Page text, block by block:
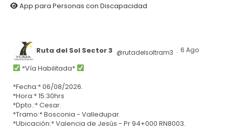
App para Personas con Discapacidad
Ruta del Sol Sector 3 @rutadelsoltram3 · 6 Ago
*Vía Habilitada*
*Fecha:* 06/08/2026.
*Hora:* 15:30hrs
*Dpto.:* Cesar.
*Tramo:* Bosconia - Valledupar.
*Ubicación:* Valencia de Jesús - Pr 94+000 RN8003.